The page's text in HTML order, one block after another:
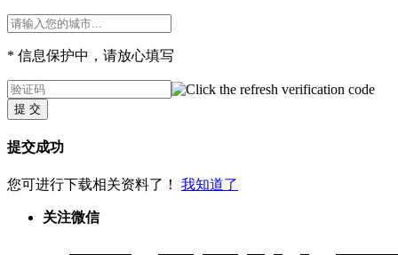
* 信息保护中，请放心填写
提 交
提交成功
您可进行下载相关资料了！ 我知道了
关注微信